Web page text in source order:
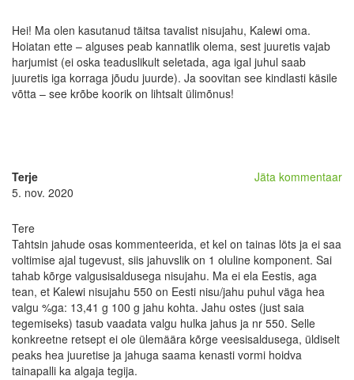
Hei! Ma olen kasutanud täitsa tavalist nisujahu, Kalewi oma.
Hoiatan ette – alguses peab kannatlik olema, sest juuretis vajab
harjumist (ei oska teaduslikult seletada, aga igal juhul saab
juuretis iga korraga jõudu juurde). Ja soovitan see kindlasti käsile
võtta – see krõbe koorik on lihtsalt ülimõnus!
Jäta kommentaar
Terje
5. nov. 2020
Tere
Tahtsin jahude osas kommenteerida, et kel on tainas löts ja ei saa
voltimise ajal tugevust, siis jahuvslik on 1 oluline komponent. Sai
tahab kõrge valgusisaldusega nisujahu. Ma ei ela Eestis, aga
tean, et Kalewi nisujahu 550 on Eesti nisu/jahu puhul väga hea
valgu %ga: 13,41 g 100 g jahu kohta. Jahu ostes (just saia
tegemiseks) tasub vaadata valgu hulka jahus ja nr 550. Selle
konkreetne retsept ei ole ülemäära kõrge veesisaldusega, üldiselt
peaks hea juuretise ja jahuga saama kenasti vormi hoidva
tainapalli ka algaja tegija.